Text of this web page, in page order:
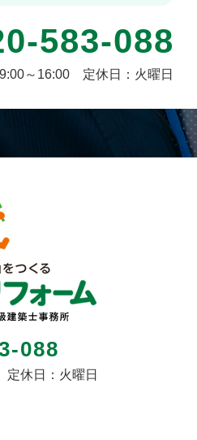
583-088
9:00～16:00 定休日：火曜日
088
定休日：火曜日